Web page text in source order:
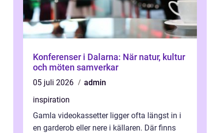
Konferenser i Dalarna: När natur, kultur
och möten samverkar
05 juli 2026
admin
inspiration
Gamla videokassetter ligger ofta längst in i
en garderob eller nere i källaren. Där finns